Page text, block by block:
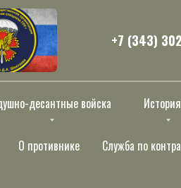
+7 (343)
десантные войска История
О противнике Служба по